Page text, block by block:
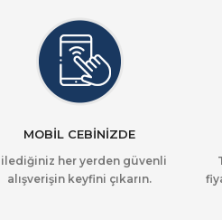
MOBİL CEBİNİZDE
her yerden güvenli
alışverişin keyfini çıkarın.